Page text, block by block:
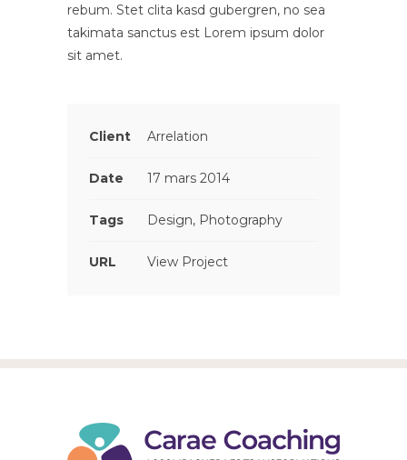
rebum. Stet clita kasd gubergren, no sea
takimata sanctus est Lorem ipsum dolor
sit amet.
Client Arrelation
Date 17 mars 2014
Tags Design, Photography
URL View Project